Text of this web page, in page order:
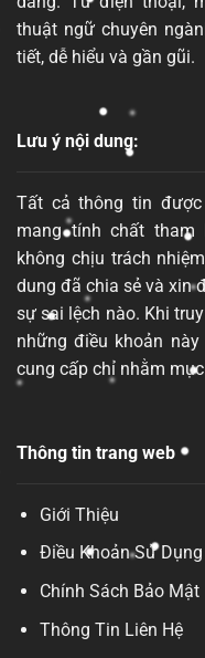
thuật ngữ chuyên
tiết, dễ hiểu và gần gũi.
Lưu ý nội dung:
Tất cả thông tin
mang tính chất tham
không chịu trách
dung đã chia sẻ và xin
sự sai lệch nào. Khi
những điều khoản
cung cấp chỉ nhằm
Thông tin trang web
Giới Thiệu
Điều Khoản Sử Dụng
Chính Sách Bảo Mật
Thông Tin Liên Hệ